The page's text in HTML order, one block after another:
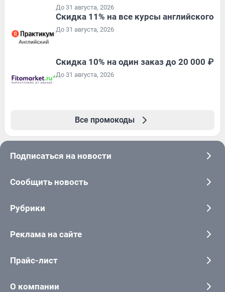
До 31 августа, 2026
Скидка 11% на все курсы английского
До 31 августа, 2026
Скидка 10% на один заказ до 20 000 ₽
До 31 августа, 2026
Все промокоды
Подписаться на новости
Сообщить новость
Рубрики
Реклама на сайте
Прайс-лист
О компании